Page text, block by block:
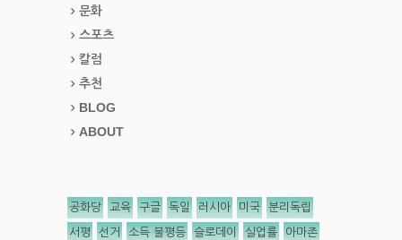
문화
스포츠
칼럼
추천
BLOG
ABOUT
공화당 교육 구글 독일 러시아 미국 분리독립
서평 선거 소득 불평등 슬로데이 실업률 아마존